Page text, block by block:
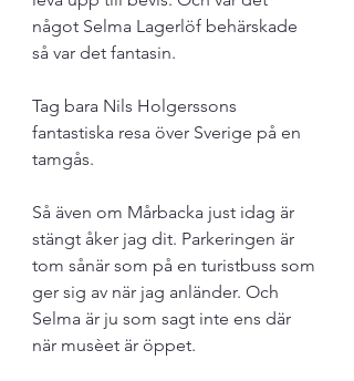
något Selma Lagerlöf behärskade
så var det fantasin.
Tag bara Nils Holgerssons
fantastiska resa över Sverige på en
tamgås.
Så även om Mårbacka just idag är
stängt åker jag dit. Parkeringen är
tom sånär som på en turistbuss som
ger sig av när jag anländer. Och
Selma är ju som sagt inte ens där
när musèet är öppet.